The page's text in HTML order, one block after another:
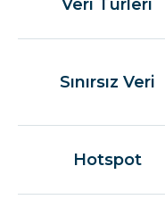
Veri Türleri
Sınırsız Veri
Hotspot